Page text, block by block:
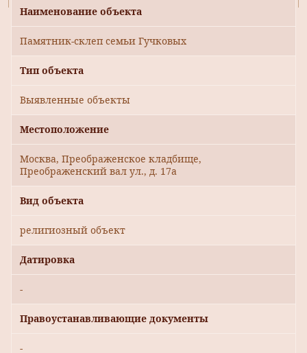
Наименование объекта
Памятник-склеп семьи Гучковых
Тип объекта
Выявленные объекты
Местоположение
Москва, Преображенское кладбище,
Преображенский вал ул., д. 17а
Вид объекта
религиозный объект
Датировка
-
Правоустанавливающие документы
-